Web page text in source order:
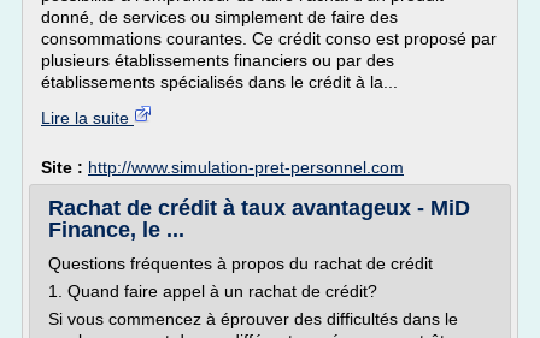
donné, de services ou simplement de faire des
consommations courantes. Ce crédit conso est proposé par
plusieurs établissements financiers ou par des
établissements spécialisés dans le crédit à la...
Lire la suite
Site : http://www.simulation-pret-personnel.com
Rachat de crédit à taux avantageux - MiD
Finance, le ...
Questions fréquentes à propos du rachat de crédit
1. Quand faire appel à un rachat de crédit?
Si vous commencez à éprouver des difficultés dans le